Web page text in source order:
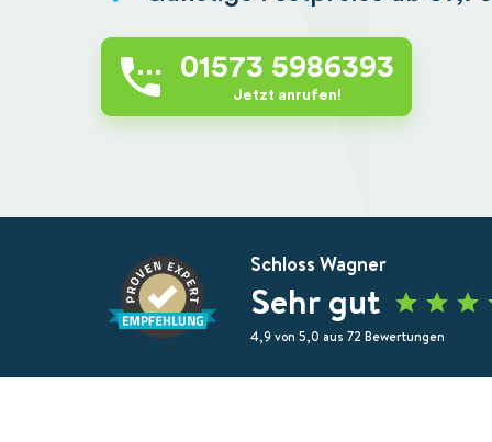
01573 5986393
Jetzt anrufen!
Schloss Wagner
Sehr gut
4,9 von 5,0 aus 72 Bewertungen